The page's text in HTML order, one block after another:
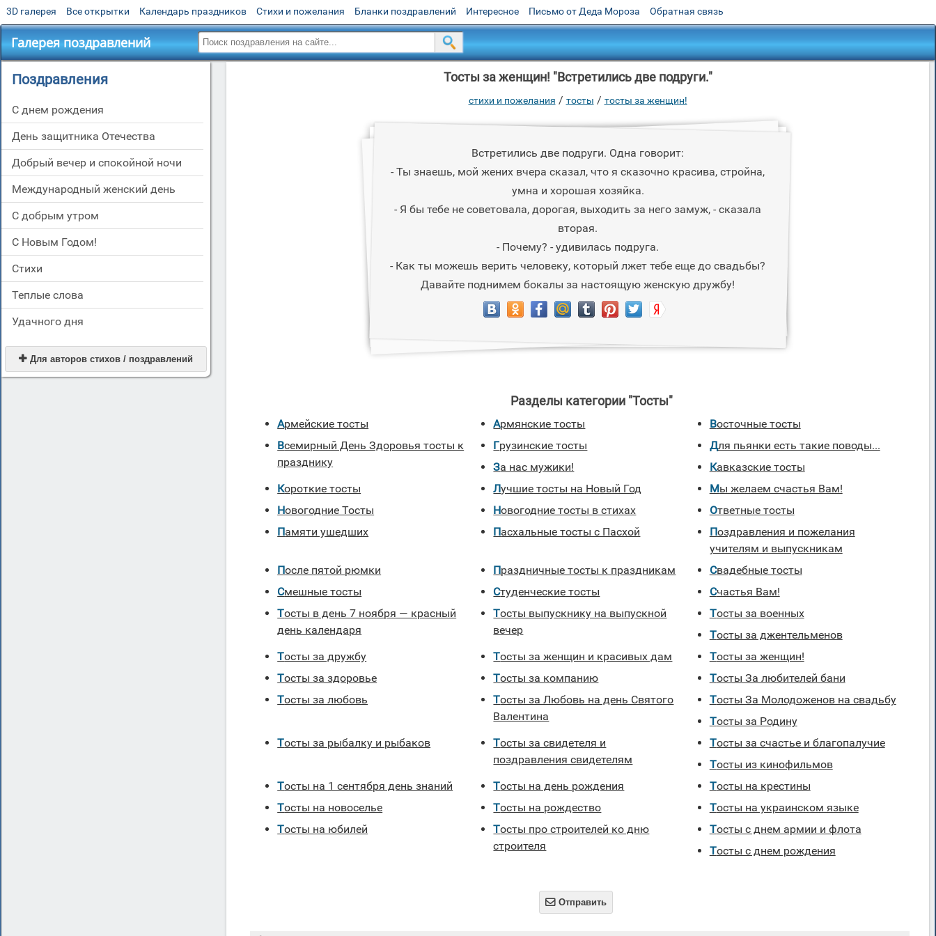
3D галерея Все открытки Календарь праздников Стихи и пожелания Бланки поздравлений Интересное Письмо от Деда Мороза Обратная связь
Галерея поздравлений
Поздравления
C днем рождения
День защитника Отечества
Добрый вечер и спокойной ночи
Международный женский день
С добрым утром
С Новым Годом!
Стихи
Теплые слова
Удачного дня
 Для авторов стихов / поздравлений
Тосты за женщин! "Встретились две подруги."
стихи и пожелания / тосты / тосты за женщин!
Встретились две подруги. Одна говорит:
- Ты знаешь, мой жених вчера сказал, что я сказочно красива, стройна,
умна и хорошая хозяйка.
- Я бы тебе не советовала, дорогая, выходить за него замуж, - сказала
вторая.
- Почему? - удивилась подруга.
- Как ты можешь верить человеку, который лжет тебе еще до свадьбы?
Давайте поднимем бокалы за настоящую женскую дружбу!
Разделы категории "Тосты"
Армейские тосты Армянские тосты
Восточные тосты
Всемирный День Здоровья тосты к
празднику
Грузинские тосты
Для пьянки есть такие поводы...
За нас мужики!
Кавказские тосты
Короткие тосты
Лучшие тосты на Новый Год
Мы желаем счастья Вам!
Новогодние Тосты
Новогодние тосты в стихах
Ответные тосты
Памяти ушедших
Пасхальные тосты с Пасхой
Поздравления и пожелания
учителям и выпускникам
После пятой рюмки
Праздничные тосты к праздникам
Свадебные тосты
Смешные тосты
Студенческие тосты
Счастья Вам!
Тосты в день 7 ноября — красный
день календаря
Тосты выпускнику на выпускной
вечер
Тосты за военных
Тосты за джентельменов
Тосты за дружбу
Тосты за женщин и красивых дам
Тосты за женщин!
Тосты за здоровье
Тосты за компанию
Тосты За любителей бани
Тосты за любовь
Тосты за Любовь на день Святого
Валентина
Тосты За Молодоженов на свадьбу
Тосты за Родину
Тосты за рыбалку и рыбаков
Тосты за свидетеля и
поздравления свидетелям
Тосты за счастье и благопалучие
Тосты из кинофильмов
Тосты на 1 сентября день знаний
Тосты на день рождения
Тосты на крестины
Тосты на новоселье
Тосты на рождество
Тосты на украинском языке
Тосты на юбилей
Тосты про строителей ко дню
строителя
Тосты с днем армии и флота
Тосты с днем рождения
 Отправить